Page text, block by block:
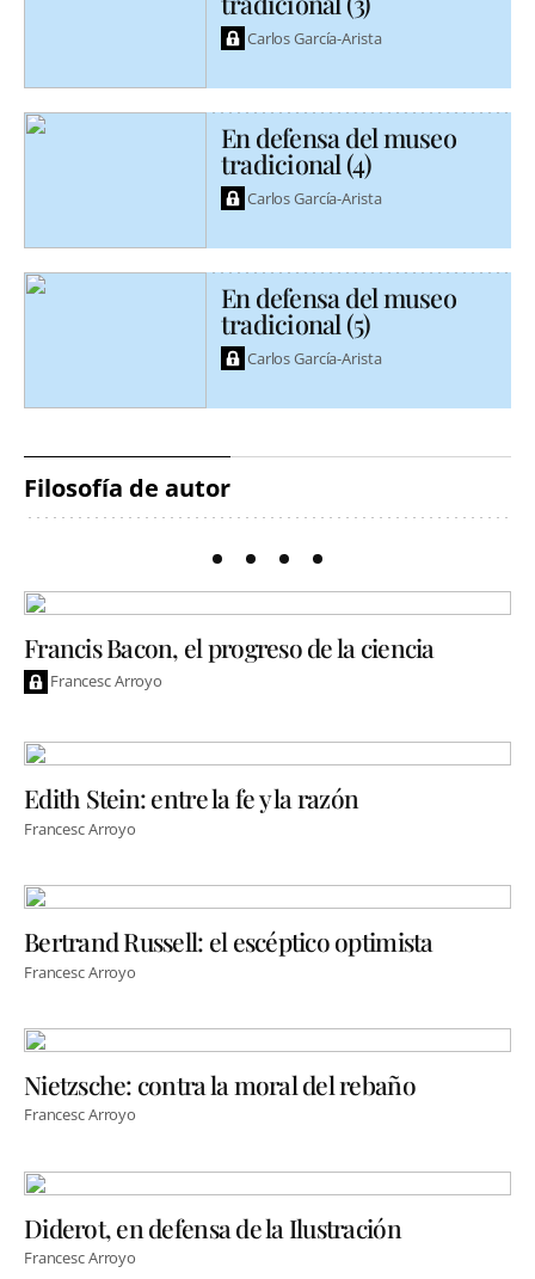
Carlos García-Arista
En defensa del museo
tradicional (4)
Carlos García-Arista
En defensa del museo
tradicional (5)
Carlos García-Arista
Filosofía de autor
Francis Bacon, el progreso de la ciencia
Francesc Arroyo
Edith Stein: entre la fe y la razón
Francesc Arroyo
Bertrand Russell: el escéptico optimista
Francesc Arroyo
Nietzsche: contra la moral del rebaño
Francesc Arroyo
Diderot, en defensa de la Ilustración
Francesc Arroyo